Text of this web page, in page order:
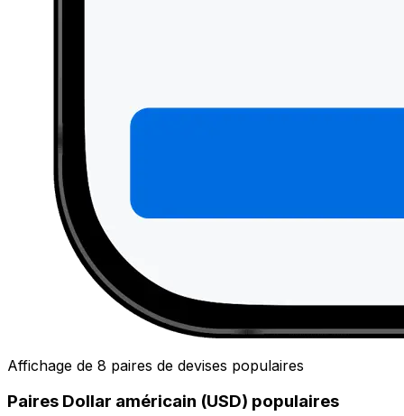
Affichage de 8 paires de devises populaires
Paires Dollar américain (USD) populaires